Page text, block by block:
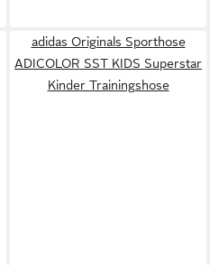
adidas Originals Sporthose
ADICOLOR SST KIDS Superstar
Kinder Trainingshose